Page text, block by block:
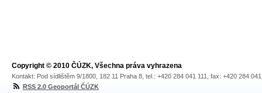
Copyright © 2010 ČÚZK, Všechna práva vyhrazena
Kontakt: Pod sídlištěm 9/1800, 182 11 Praha 8, tel.: +420 284 041 111, fax: +420 284
RSS 2.0 Geoportál ČÚZK